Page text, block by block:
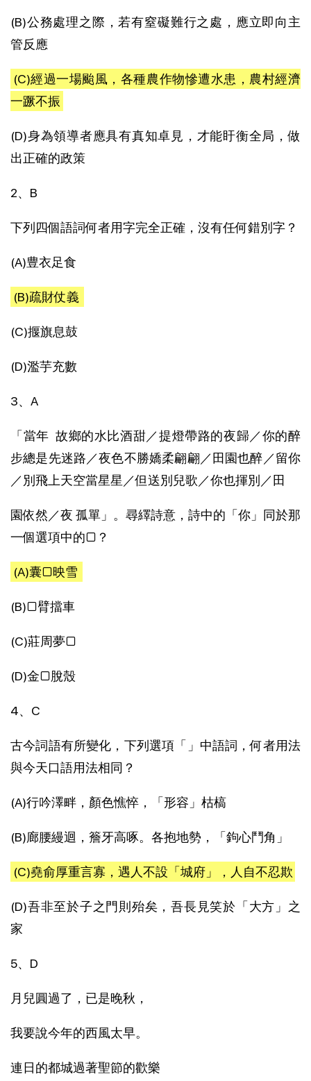
(B)公務處理之際，若有窒礙難行之處，應立即向主
管反應
(C)經過一場颱風，各種農作物慘遭水患，農村經濟
一蹶不振
(D)身為領導者應具有真知卓見，才能盱衡全局，做
出正確的政策
2、B
下列四個語詞何者用字完全正確，沒有任何錯別字？
(A)豊衣足食
(B)疏財仗義
(C)揠旗息鼓
(D)濫芋充數
3、A
「當年 故鄉的水比酒甜／提燈帶路的夜歸／你的醉
步總是先迷路／夜色不勝嬌柔翩翩／田園也醉／留你
／別飛上天空當星星／但送別兒歌／你也揮別／田
園依然／夜 孤單」。尋繹詩意，詩中的「你」同於那
一個選項中的□？
(A)囊□映雪
(B)□臂擋車
(C)莊周夢□
(D)金□脫殼
4、C
古今詞語有所變化，下列選項「」中語詞，何者用法
與今天口語用法相同？
(A)行吟澤畔，顏色憔悴，「形容」枯槁
(B)廊腰縵迴，簷牙高啄。各抱地勢，「鉤心鬥角」
(C)堯俞厚重言寡，遇人不設「城府」，人自不忍欺
(D)吾非至於子之門則殆矣，吾長見笑於「大方」之
家
5、D
月兒圓過了，已是晚秋，
我要說今年的西風太早。
連日的都城過著聖節的歡樂